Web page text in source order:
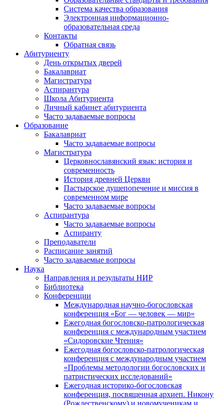
Система качества образования
Электронная информационно-
образовательная среда
Контакты
Обратная связь
Абитуриенту
День открытых дверей
Бакалавриат
Магистратура
Аспирантура
Школа Абитуриента
Личный кабинет абитуриента
Часто задаваемые вопросы
Образование
Бакалавриат
Часто задаваемые вопросы
Магистратура
Церковнославянский язык: история и
современность
История древней Церкви
Пастырское душепопечение и миссия в
современном мире
Часто задаваемые вопросы
Аспирантура
Часто задаваемые вопросы
Аспиранту
Преподаватели
Расписание занятий
Часто задаваемые вопросы
Наука
Направления и результаты НИР
Библиотека
Конференции
Международная научно-богословская
конференция «Бог — человек — мир»
Ежегодная богословско-патрологическая
конференция с международным участием
«Сидоровские Чтения»
Ежегодная богословско-патрологическая
конференция с международным участием
«Проблемы методологии богословских и
патристических исследований»
Ежегодная историко-богословская
конференция, посвященная архиеп. Никону
(Рождественскому) и новомученикам и